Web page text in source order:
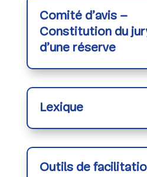
Comité d’avis –
Constitution du
d’une réserve
Lexique
Outils de